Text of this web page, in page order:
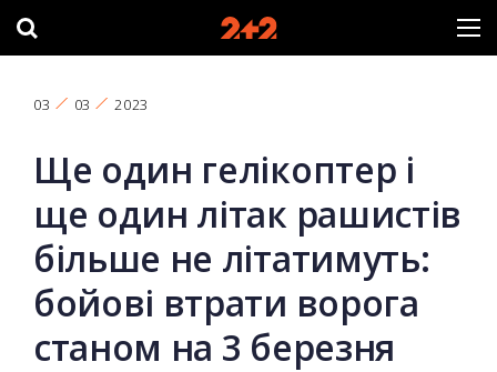
03 03 2023
Ще один гелікоптер і
ще один літак рашистів
більше не літатимуть:
бойові втрати ворога
станом на 3 березня